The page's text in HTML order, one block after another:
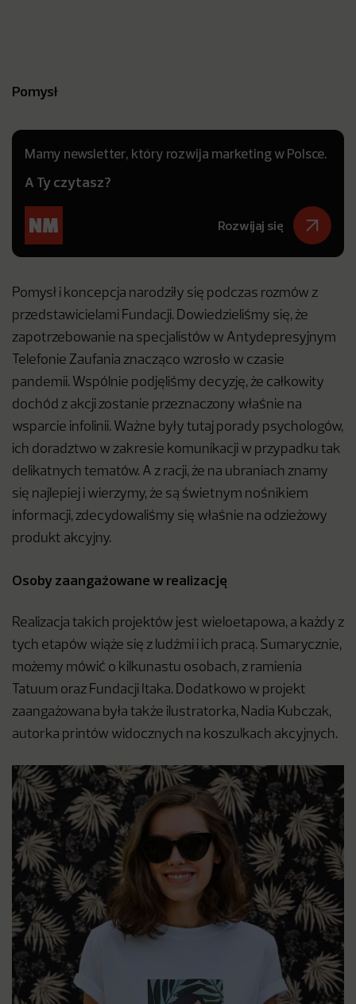
Pomysł
Mamy newsletter, który rozwija marketing w Polsce.
A Ty czytasz?
Rozwijaj się
Pomysł i koncepcja narodziły się podczas rozmów z
przedstawicielami Fundacji. Dowiedzieliśmy się, że
zapotrzebowanie na specjalistów w Antydepresyjnym
Telefonie Zaufania znacząco wzrosło w czasie
pandemii. Wspólnie podjęliśmy decyzję, że całkowity
dochód z akcji zostanie przeznaczony właśnie na
wsparcie infolinii. Ważne były tutaj porady psychologów,
ich doradztwo w zakresie komunikacji w przypadku tak
delikatnych tematów. A z racji, że na ubraniach znamy
się najlepiej i wierzymy, że są świetnym nośnikiem
informacji, zdecydowaliśmy się właśnie na odzieżowy
produkt akcyjny.
Osoby zaangażowane w realizację
Realizacja takich projektów jest wieloetapowa, a każdy z
tych etapów wiąże się z ludźmi i ich pracą. Sumarycznie,
możemy mówić o kilkunastu osobach, z ramienia
Tatuum oraz Fundacji Itaka. Dodatkowo w projekt
zaangażowana była także ilustratorka, Nadia Kubczak,
autorka printów widocznych na koszulkach akcyjnych.